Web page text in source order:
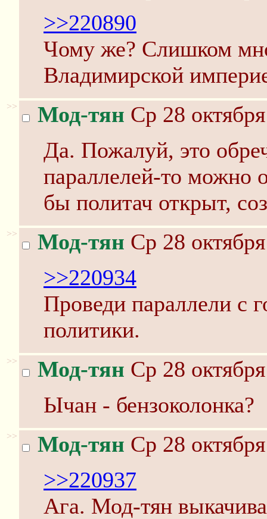
>>220890
Чому же? Слишком
Владимирской
>> Мод-тян Ср 28
Да. Пожалуй, это
параллелей-то можно
бы политач открыт,
>> Мод-тян Ср 28
>>220934
Проведи параллели с
политики.
>> Мод-тян Ср 28
Ычан - бензоколонка?
>> Мод-тян Ср 28
>>220937
Ага. Мод-тян